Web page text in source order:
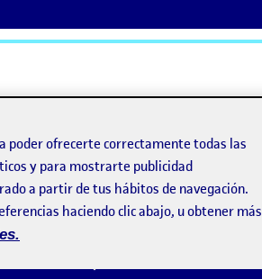
Ayuda
poder ofrecerte correctamente todas las
y para mostrarte publicidad
a partir de tus hábitos de navegación.
haciendo clic abajo, u obtener más